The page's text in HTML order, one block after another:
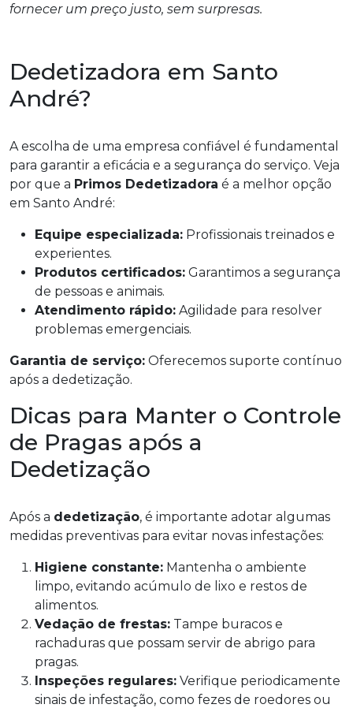
fornecer um preço justo, sem surpresas.
Dedetizadora em Santo
André?
A escolha de uma empresa confiável é fundamental
para garantir a eficácia e a segurança do serviço. Veja
por que a Primos Dedetizadora é a melhor opção
em Santo André:
Equipe especializada: Profissionais treinados e
experientes.
Produtos certificados: Garantimos a segurança
de pessoas e animais.
Atendimento rápido: Agilidade para resolver
problemas emergenciais.
Garantia de serviço: Oferecemos suporte contínuo
após a dedetização.
Dicas para Manter o Controle
de Pragas após a
Dedetização
Após a dedetização, é importante adotar algumas
medidas preventivas para evitar novas infestações:
Higiene constante: Mantenha o ambiente
limpo, evitando acúmulo de lixo e restos de
alimentos.
Vedação de frestas: Tampe buracos e
rachaduras que possam servir de abrigo para
pragas.
Inspeções regulares: Verifique periodicamente
sinais de infestação, como fezes de roedores ou